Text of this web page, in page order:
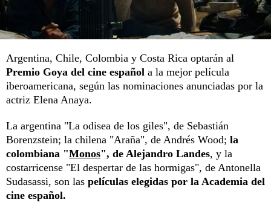
Argentina, Chile, Colombia y Costa Rica optarán al
Premio Goya del cine español a la mejor película
iberoamericana, según las nominaciones anunciadas por la
actriz Elena Anaya.
La argentina "La odisea de los giles", de Sebastián
Borenzstein; la chilena "Araña", de Andrés Wood; la
colombiana "Monos", de Alejandro Landes, y la
costarricense "El despertar de las hormigas", de Antonella
Sudasassi, son las películas elegidas por la Academia del
cine español.